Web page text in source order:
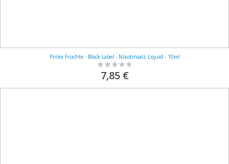
Pinke Früchte - Black Label - Nikotinsalz Liquid - 10ml
Rating:
0%
7,85 €